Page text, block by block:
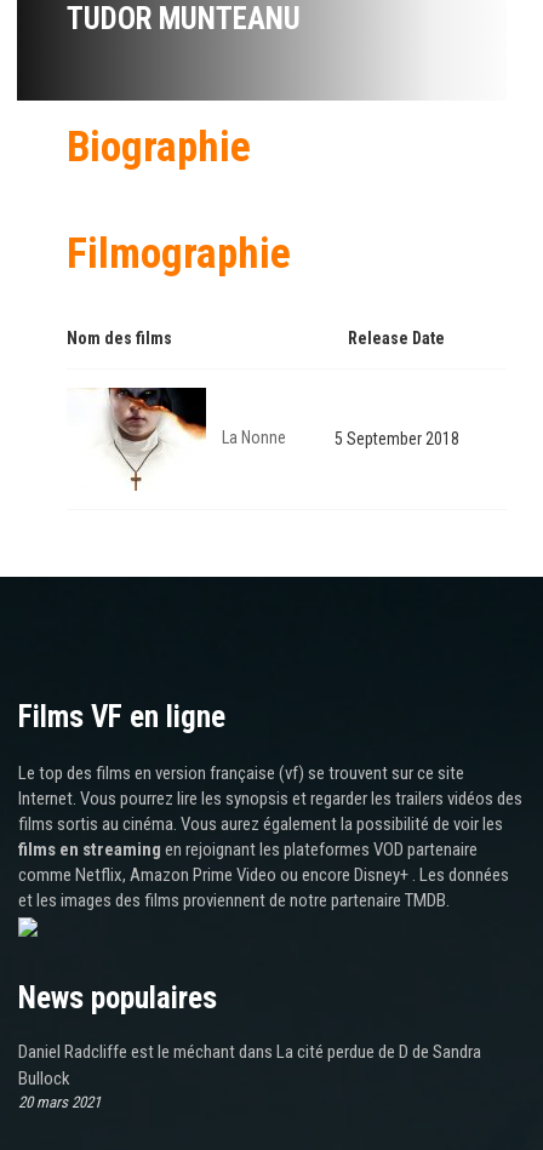
TUDOR MUNTEANU
Biographie
Filmographie
Nom des films Release Date
La Nonne 5 September 2018
Films VF en ligne
Le top des films en version française (vf) se trouvent sur ce site
Internet. Vous pourrez lire les synopsis et regarder les trailers vidéos des
films sortis au cinéma. Vous aurez également la possibilité de voir les
films en streaming en rejoignant les plateformes VOD partenaire
comme Netflix, Amazon Prime Video ou encore Disney+ . Les données
et les images des films proviennent de notre partenaire TMDB.
News populaires
Daniel Radcliffe est le méchant dans La cité perdue de D de Sandra
Bullock
20 mars 2021